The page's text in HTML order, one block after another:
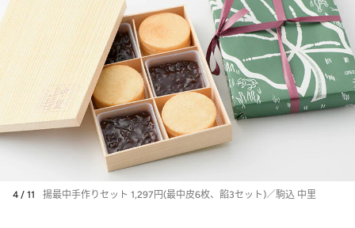
4 / 11 揚最中手作りセット 1,297円(最中皮6枚、餡3セット)／駒込 中里